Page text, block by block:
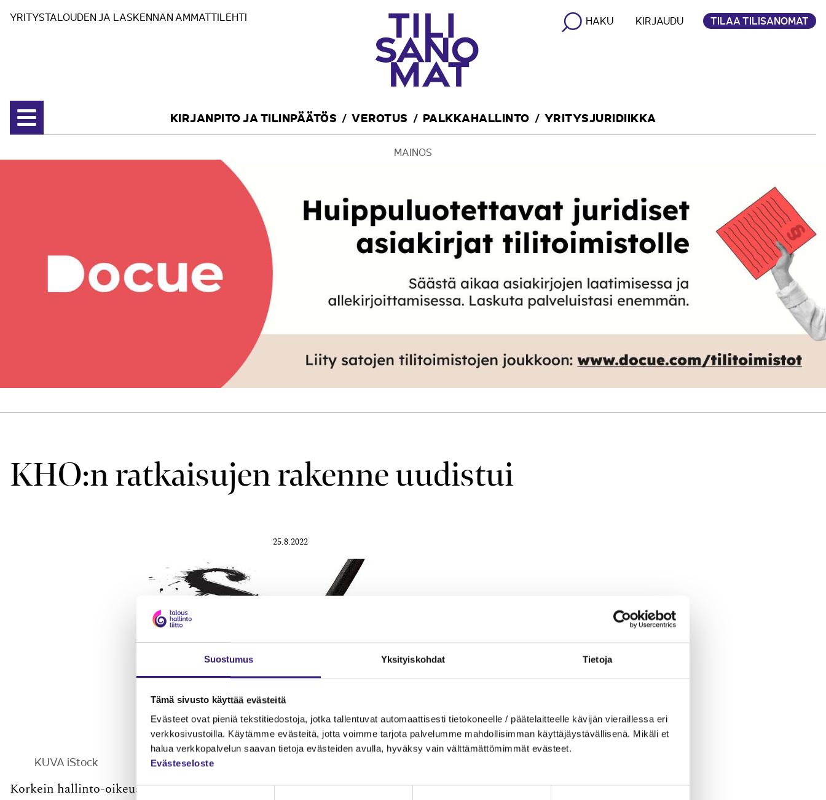
Suostumus Yksityiskohdat Tietoja
Tämä sivusto käyttää evästeitä
Evästeet ovat pieniä tekstitiedostoja, jotka tallentuvat automaattisesti tietokoneelle / päätelaitteelle kävijän vieraillessa eri
verkkosivustoilla. Käytämme evästeitä, jotta voimme tarjota palvelumme mahdollisimman käyttäjäystävällisenä. Mikäli et
halua verkkopalvelun saavan tietoja evästeiden avulla, hyväksy vain välttämättömimmät evästeet.
Evästeseloste
Suostumuksen
YRITYSTALOUDEN JA LASKENNAN AMMATTILEHTI HAKU KIRJAUDU TILAA TILISANOMAT
Avaa valikko
KIRJANPITO JA TILINPÄÄTÖS VEROTUS PALKKAHALLINTO YRITYSJURIDIIKKA
MAINOS
KHO:n ratkaisujen rakenne uudistui
25.8.2022
KUVA iStock
Korkein hallinto-oikeus on ryhtynyt julkaisemien vuosikirjapäätöksiä uudella rakenteella. Ratkaisun